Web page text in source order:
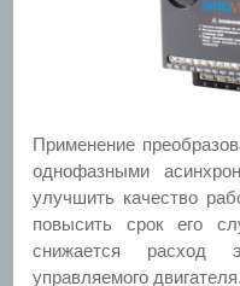
Применение
однофазными
улучшить качество
повысить срок его
снижается расход
управляемого двигателя.